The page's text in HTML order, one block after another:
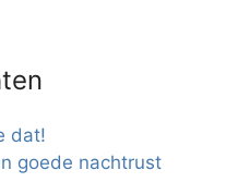
dat!
goede nachtrust